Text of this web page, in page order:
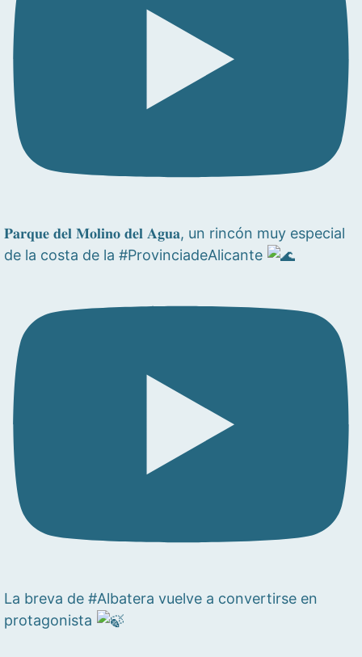
𝐏𝐚𝐫𝐪𝐮𝐞 𝐝𝐞𝐥 𝐌𝐨𝐥𝐢𝐧𝐨 𝐝𝐞𝐥 𝐀𝐠𝐮𝐚, un rincón muy especial
de la costa de la #ProvinciadeAlicante
La breva de #Albatera vuelve a convertirse en
protagonista